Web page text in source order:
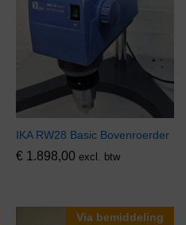
IKA RW28 Basic Bovenroerder
€ 1.898,00 excl. btw
Via bemiddeling